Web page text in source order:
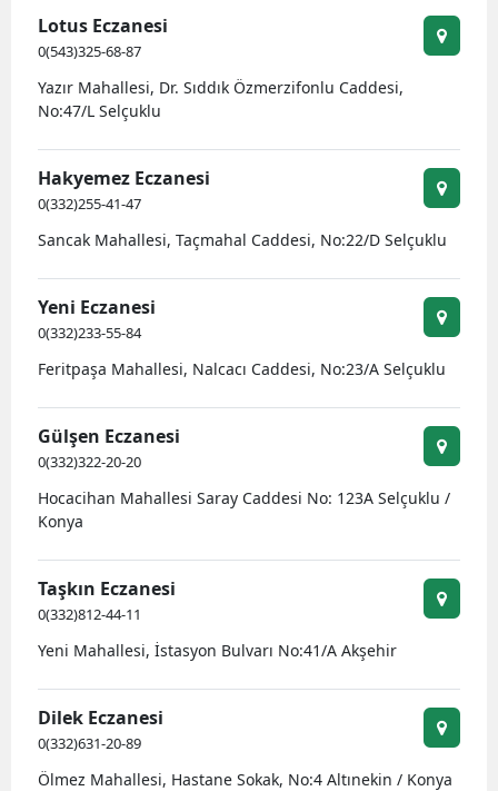
Lotus Eczanesi
0(543)325-68-87
Yazır Mahallesi, Dr. Sıddık Özmerzifonlu Caddesi,
No:47/L Selçuklu
Hakyemez Eczanesi
0(332)255-41-47
Sancak Mahallesi, Taçmahal Caddesi, No:22/D Selçuklu
Yeni Eczanesi
0(332)233-55-84
Feritpaşa Mahallesi, Nalcacı Caddesi, No:23/A Selçuklu
Gülşen Eczanesi
0(332)322-20-20
Hocacihan Mahallesi Saray Caddesi No: 123A Selçuklu /
Konya
Taşkın Eczanesi
0(332)812-44-11
Yeni Mahallesi, İstasyon Bulvarı No:41/A Akşehir
Dilek Eczanesi
0(332)631-20-89
Ölmez Mahallesi, Hastane Sokak, No:4 Altınekin / Konya